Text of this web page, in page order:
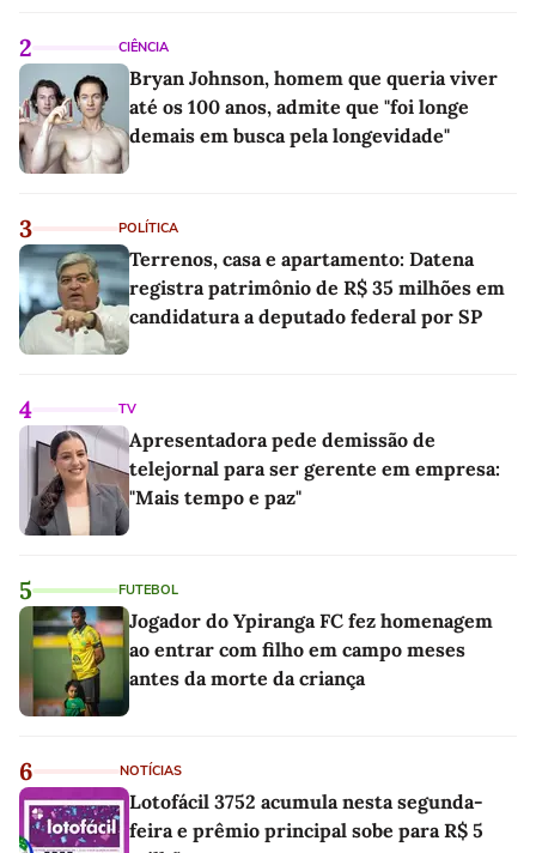
2 CIÊNCIA
Bryan Johnson, homem que queria viver
até os 100 anos, admite que "foi longe
demais em busca pela longevidade"
3 POLÍTICA
Terrenos, casa e apartamento: Datena
registra patrimônio de R$ 35 milhões em
candidatura a deputado federal por SP
4 TV
Apresentadora pede demissão de
telejornal para ser gerente em empresa:
"Mais tempo e paz"
5 FUTEBOL
Jogador do Ypiranga FC fez homenagem
ao entrar com filho em campo meses
antes da morte da criança
6 NOTÍCIAS
Lotofácil 3752 acumula nesta segunda-
feira e prêmio principal sobe para R$ 5